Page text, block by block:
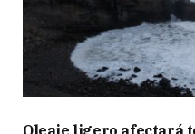
Oleaje ligero afectará